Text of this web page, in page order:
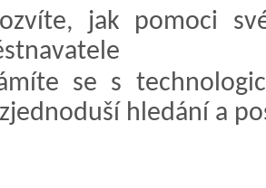
jak pomoci
se s
hledání a